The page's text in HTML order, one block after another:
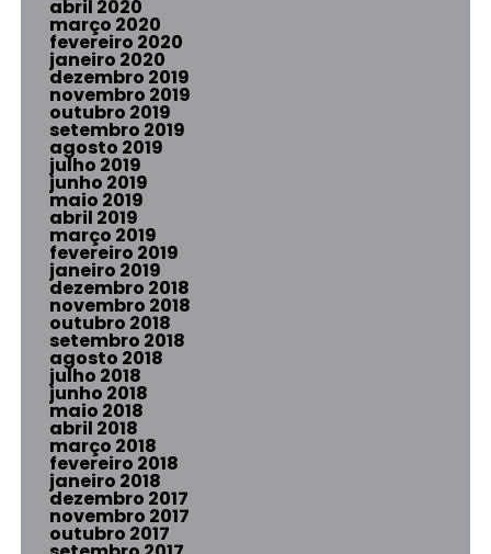
abril 2020
março 2020
fevereiro 2020
janeiro 2020
dezembro 2019
novembro 2019
outubro 2019
setembro 2019
agosto 2019
julho 2019
junho 2019
maio 2019
abril 2019
março 2019
fevereiro 2019
janeiro 2019
dezembro 2018
novembro 2018
outubro 2018
setembro 2018
agosto 2018
julho 2018
junho 2018
maio 2018
abril 2018
março 2018
fevereiro 2018
janeiro 2018
dezembro 2017
novembro 2017
outubro 2017